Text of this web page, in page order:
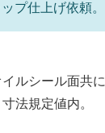
プ仕上げ依頼。
ルシール面共に
法規定値内。